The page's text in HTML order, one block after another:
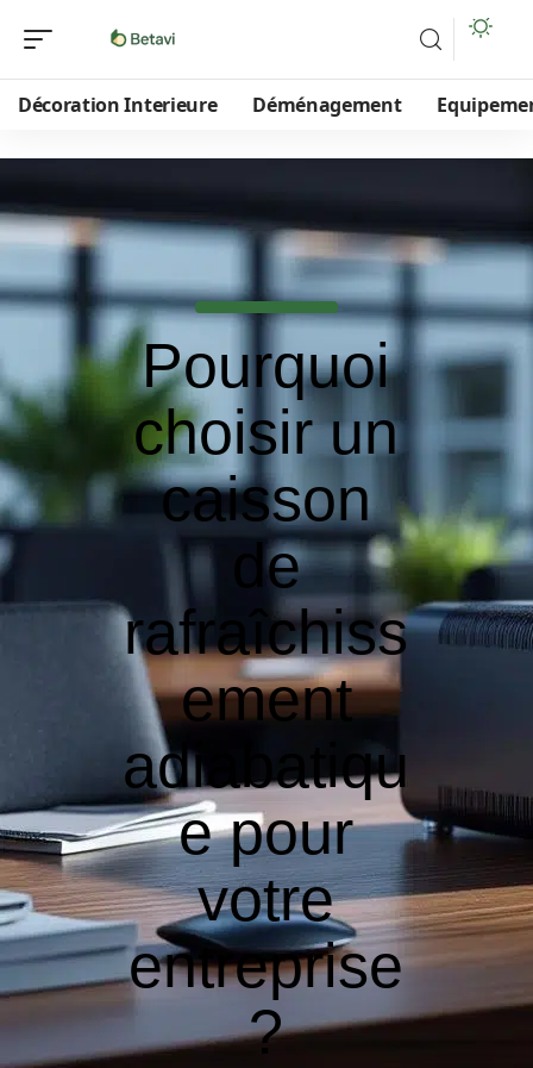
Décoration Interieure Déménagement
Pourquoi
choisir un
caisson
de
rafraîchiss
ement
adiabatiqu
e pour
votre
entreprise
?